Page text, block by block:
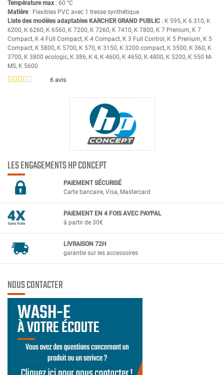
Température max: 60 °C
Matière: Flexibles PVC avec 1 tresse synthétique
Liste des modèles adaptables KARCHER GRAND PUBLIC : K 595, K 6.310, K
6200, K 6260, K 6560, K 7200, K 7260, K 7410, K 7800, K 7 Prenium, K 7
Compact, K 4 Full Compact, K 4 Compact, K 3 Full Control, K 5 Prenium, K 5
Compact, K 5800, K 5700, K 570, K 3150, K 3200 compact, K 3500, K 360, K
3700, K 3800 ecologic, K 386, K 4, K 4600, K 4650, K 4800, K 5200, K 550 M-
MS, K 5600
6 avis
LES ENGAGEMENTS HP CONCEPT
PAIEMENT SÉCURISÉ
Carte bancaire, Visa, Mastercard
PAIEMENT EN 4 FOIS AVEC PAYPAL
à partir de 30€
LIVRAISON 72H
garantie sur les accessoires
NOUS CONTACTER